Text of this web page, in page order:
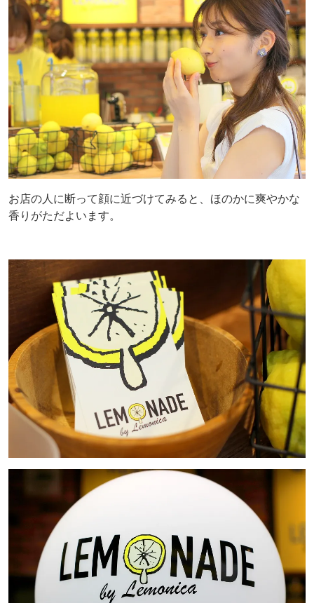
お店の人に断って顔に近づけてみると、ほのかに爽やかな
香りがただよいます。